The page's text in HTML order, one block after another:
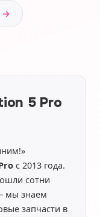
→
5 Pro
с 2013 года.
сотни
мы знаем
запчасти в